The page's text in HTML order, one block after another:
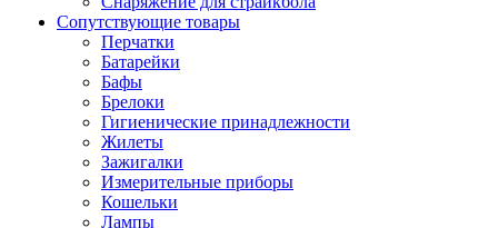
Сопутствующие товары
Перчатки
Батарейки
Бафы
Брелоки
Гигиенические принадлежности
Жилеты
Зажигалки
Измерительные приборы
Кошельки
Лампы